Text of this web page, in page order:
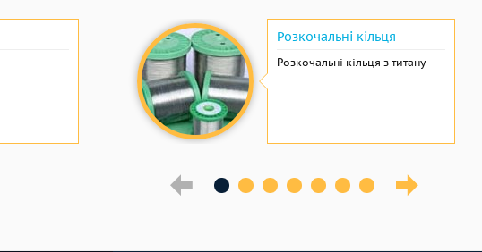
Розкочальні кільця
Розкочальні кільця з титану